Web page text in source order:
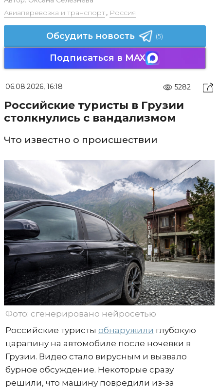
Авиаперевозка и транспорт, Россия
Обсудить новость (5)
Подписаться в MAX
06.08.2026, 16:18 5282
Российские туристы в Грузии
столкнулись с вандализмом
Что известно о происшествии
Фото: сгенерировано нейросетью
Российские туристы обнаружили глубокую
царапину на автомобиле после ночевки в
Грузии. Видео стало вирусным и вызвало
бурное обсуждение. Некоторые сразу
решили, что машину повредили из-за